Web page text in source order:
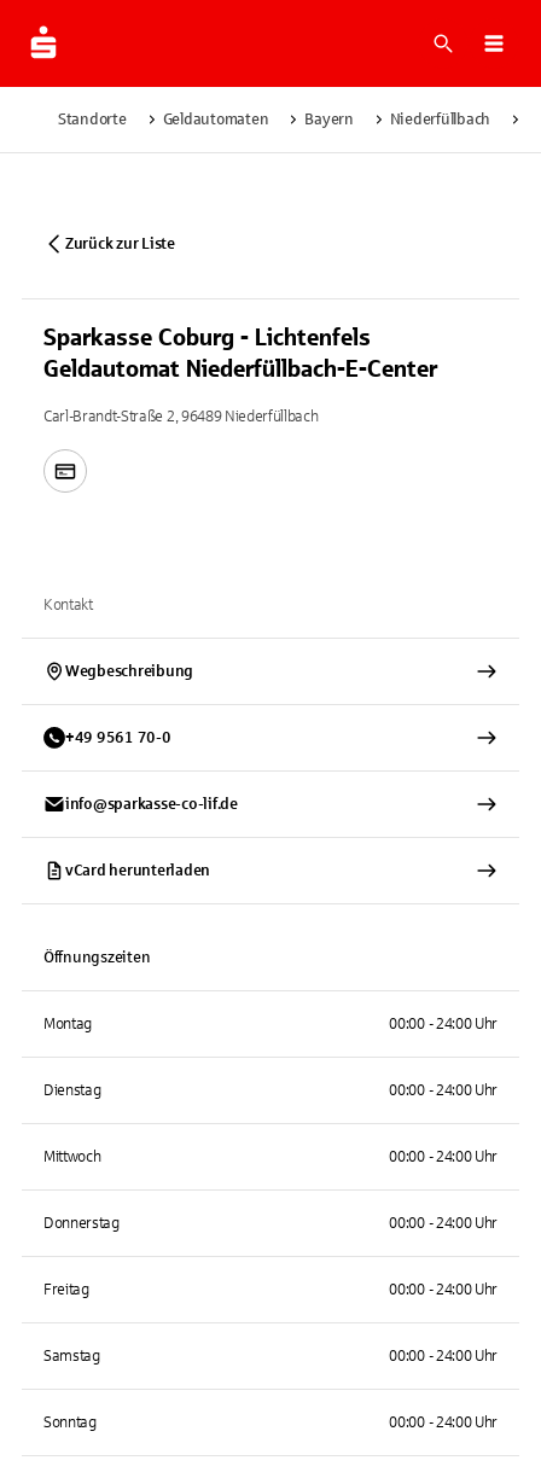
Suche
Standorte Geldautomaten Bayern Niederfüllbach
Zurück zur Liste
Sparkasse Coburg - Lichtenfels
Geldautomat Niederfüllbach-E-Center
Carl-Brandt-Straße 2, 96489 Niederfüllbach
Kontakt
Wegbeschreibung
+49 9561 70-0
info@sparkasse-co-lif.de
vCard herunterladen
Öffnungszeiten
Montag 00:00 - 24:00 Uhr
Dienstag 00:00 - 24:00 Uhr
Mittwoch 00:00 - 24:00 Uhr
Donnerstag 00:00 - 24:00 Uhr
Freitag 00:00 - 24:00 Uhr
Samstag 00:00 - 24:00 Uhr
Sonntag 00:00 - 24:00 Uhr